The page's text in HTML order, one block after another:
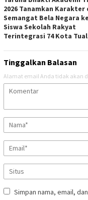
2026 Tanamkan Karakter
Semangat Bela Negara
Siswa Sekolah Rakyat
Terintegrasi 74 Kota Tual
Tinggalkan Balasan
Alamat email Anda tidak akan
Simpan nama, email,